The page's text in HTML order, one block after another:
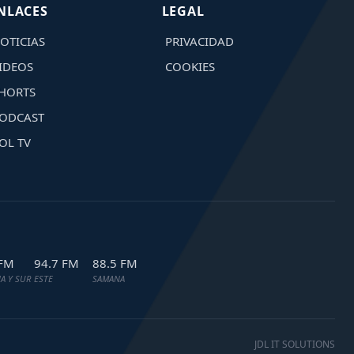
TV
LEGAL
PRIVACIDAD
COOKIES
Y SUR
94.7 FM
ESTE
88.5 FM
SAMANA
JDL IT SOLUTIONS